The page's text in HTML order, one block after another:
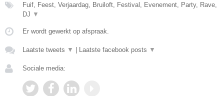
Fuif, Feest, Verjaardag, Bruiloft, Festival, Evenement, Party, Rave,
DJ ▼
Er wordt gewerkt op afspraak.
Laatste tweets ▼ Laatste facebook posts ▼
Sociale media: